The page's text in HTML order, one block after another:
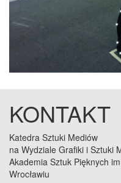
KONTAKT
Katedra Sztuki Mediów
na Wydziale Grafiki i Sztuki
Akademia Sztuk Pięknych
Wrocławiu